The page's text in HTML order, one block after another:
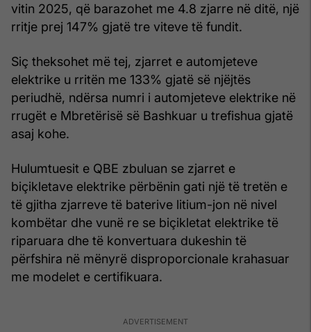
vitin 2025, që barazohet me 4.8 zjarre në ditë, një
rritje prej 147% gjatë tre viteve të fundit.
Siç theksohet më tej, zjarret e automjeteve
elektrike u rritën me 133% gjatë së njëjtës
periudhë, ndërsa numri i automjeteve elektrike në
rrugët e Mbretërisë së Bashkuar u trefishua gjatë
asaj kohe.
Hulumtuesit e QBE zbuluan se zjarret e
biçikletave elektrike përbënin gati një të tretën e
të gjitha zjarreve të baterive litium-jon në nivel
kombëtar dhe vunë re se biçikletat elektrike të
riparuara dhe të konvertuara dukeshin të
përfshira në mënyrë disproporcionale krahasuar
me modelet e certifikuara.